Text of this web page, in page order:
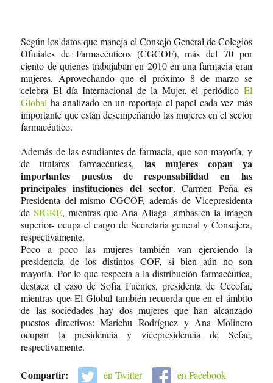
Según los datos que maneja el Consejo General de Colegios
Oficiales de Farmacéuticos (CGCOF), más del 70 por
ciento de quienes trabajaban en 2010 en una farmacia eran
mujeres. Aprovechando que el próximo 8 de marzo se
celebra El día Internacional de la Mujer, el periódico El
Global ha analizado en un reportaje el papel cada vez más
importante que están desempeñando las mujeres en el sector
farmacéutico.
Además de las estudiantes de farmacia, que son mayoría, y
de titulares farmacéuticas, las mujeres copan ya
importantes puestos de responsabilidad en las
principales instituciones del sector. Carmen Peña es
Presidenta del mismo CGCOF, además de Vicepresidenta
deSIGRE, mientras que Ana Aliaga -ambas en la imagen
superior- ocupa el cargo de Secretaria general y Consejera,
respectivamente.
Poco a poco las mujeres también van ejerciendo la
presidencia de los distintos COF, si bien aún no son
mayoría. Por lo que respecta a la distribución farmacéutica,
destaca el caso de Sofía Fuentes, presidenta de Cecofar,
mientras que El Global también recuerda que en el ámbito
de las sociedades hay dos mujeres que han alcanzado
puestos directivos: Marichu Rodríguez y Ana Molinero
ocupan la presidencia y vicepresidencia de Sefac,
respectivamente.
Compartir: en Twitter
en Facebook